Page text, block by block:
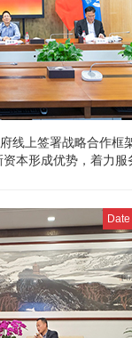
线上签署战略合作框
本形成优势，着力服
Date